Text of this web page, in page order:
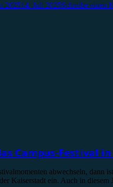
202514. Juli 2025Schreibe einen
Campus-Festival
abwechseln, dann
ein. Auch in diesem